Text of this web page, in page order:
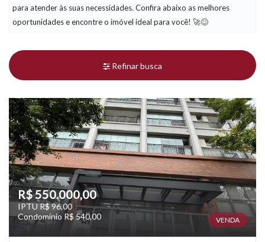
para atender às suas necessidades. Confira abaixo as melhores
oportunidades e encontre o imóvel ideal para você! 🚀😊
Refinar busca
R$ 550.000,00
IPTU R$ 96,00
Condomínio R$ 540,00
VENDA